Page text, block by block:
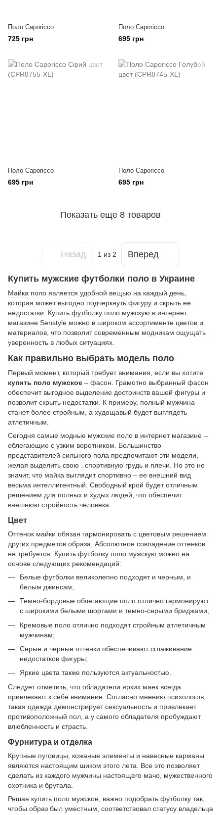
Поло Caporicco
725 грн
Поло Caporicco
695 грн
Поло Caporicco
695 грн
Поло Caporicco
695 грн
Показать еще 8 товаров
Назад 1 из 2 Вперед
Купить мужские футболки поло в Украине
Майка поло является удобной вещью на каждый день,
которая может выгодно подчеркнуть фигуру и скрыть ее
недостатки. Купить футболку поло мужскую в интернет
магазине Senstyle можно в широком ассортименте цветов и
материалов, что позволит современным модникам ощущать
уверенность в любых ситуациях.
Как правильно выбрать модель поло
Первый момент, который требует внимания, если вы хотите
купить поло мужское – фасон. Грамотно выбранный фасон
обеспечит выгодное выделение достоинств вашей фигуры и
позволит скрыть недостатки. К примеру, полный мужчина
станет более стройным, а худощавый будет выглядеть
атлетичным.
Сегодня самые модные мужские поло в интернет магазине –
облегающие с узким воротником. Большинство
представителей сильного пола предпочитают эти модели,
желая выделить свою . спортивную грудь и плечи. Но это не
значит, что майка выглядит спортивно – ее внешний вид
весьма интеллигентный. Свободный крой будет отличным
решением для полных и худых людей, что обеспечит
внешнюю стройность человека
Цвет
Оттенок майки обязан гармонировать с цветовым решением
других предметов образа. Абсолютное совпадение оттенков
не требуется. Купить футболку поло мужскую можно на
основе следующих рекомендаций:
Белые футболки великолепно подходят и черным, и
белым джинсам;
Темно-бордовые облегающие поло отлично гармонируют
с широкими белыми шортами и темно-серыми бриджами;
Кремовые поло отлично подходят стройным атлетичным
мужчинам;
Серые и черные оттенки обеспечивают сглаживание
недостатков фигуры;
Яркие цвета также пользуются актуальностью.
Следует отметить, что обладатели ярких маек всегда
привлекают к себе внимание. Согласно мнению психологов,
такая одежда демонстрирует сексуальность и привлекает
противоположный пол, а у самого обладателя пробуждают
влюбленность и страсть.
Фурнитура и отделка
Крупные пуговицы, кожаные элементы и навесные карманы
являются настоящим шиком этого лета. Все это позволяет
сделать из каждого мужчины настоящего мачо, мужественного
охотника и брутала.
Решая купить поло мужское, важно подобрать футболку так,
чтобы образ был уместным, соответствовал статусу владельца